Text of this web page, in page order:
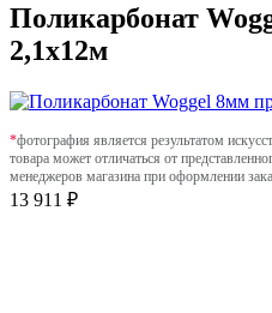
Поликарбонат
2,1х12м
*фотография является результатом
товара может отличаться от
менеджеров магазина при оформлении
13 911 ₽